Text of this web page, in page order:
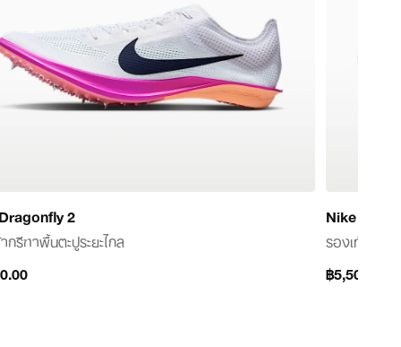
2
กรีฑาพื้นตะปูระยะไกล
Nike
รองเท้าวิ่ง
฿5,500.00
฿5,500.00